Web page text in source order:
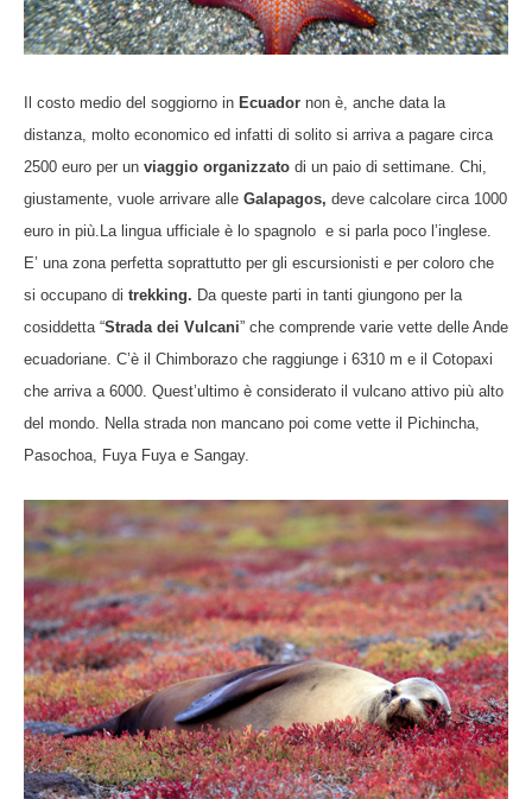
Il costo medio del soggiorno in Ecuador non è, anche data la
distanza, molto economico ed infatti di solito si arriva a pagare circa
2500 euro per un viaggio organizzato di un paio di settimane. Chi,
giustamente, vuole arrivare alle Galapagos, deve calcolare circa 1000
euro in più.La lingua ufficiale è lo spagnolo e si parla poco l’inglese.
E’ una zona perfetta soprattutto per gli escursionisti e per coloro che
si occupano di trekking. Da queste parti in tanti giungono per la
cosiddetta “Strada dei Vulcani” che comprende varie vette delle Ande
ecuadoriane. C’è il Chimborazo che raggiunge i 6310 m e il Cotopaxi
che arriva a 6000. Quest’ultimo è considerato il vulcano attivo più alto
del mondo. Nella strada non mancano poi come vette il Pichincha,
Pasochoa, Fuya Fuya e Sangay.